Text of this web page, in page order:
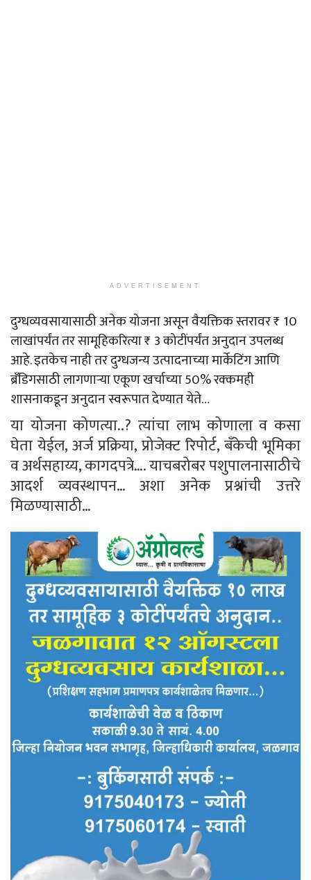
ADVERTISEMENT
दुग्धव्यवसायासाठी अनेक योजना असून वैयक्तिक स्तरावर ₹ 10
लाखांपर्यंत तर सामूहिकरित्या ₹ 3 कोटींपर्यंत अनुदान उपलब्ध
आहे. इतकेच नाही तर दुग्धजन्य उत्पादनाच्या मार्केटिंग आणि
ब्रँडिगसाठी लागणाऱ्या एकूण खर्चाच्या 50% रक्कमही
शासनाकडून अनुदान स्वरूपात देण्यात येते…
या योजना कोणत्या..? त्यांचा लाभ कोणाला व कसा
घेता येईल, अर्ज प्रक्रिया, प्रोजेक्ट रिपोर्ट, बँकेची भूमिका
व अर्थसहाय्य, कागदपत्रे…. याचबरोबर पशुपालनासाठीचे
आदर्श व्यवस्थापन… अशा अनेक प्रश्नांची उत्तरे
मिळण्यासाठी…